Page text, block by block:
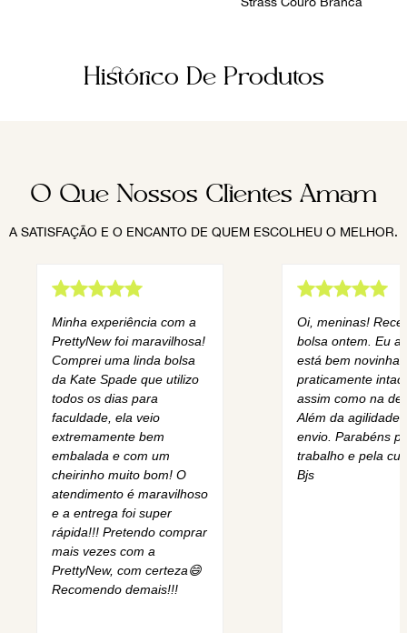
Histórico De Produtos
O Que Nossos Clientes Amam
A SATISFAÇÃO E O ENCANTO DE QUEM ESCOLHEU O MELHOR.
Minha experiência com a
PrettyNew foi maravilhosa!
Comprei uma linda bolsa
da Kate Spade que utilizo
todos os dias para
faculdade, ela veio
extremamente bem
embalada e com um
cheirinho muito bom! O
atendimento é maravilhoso
e a entrega foi super
rápida!!! Pretendo comprar
mais vezes com a
PrettyNew, com certeza😄
Recomendo demais!!!
Oi, meninas!
bolsa ontem. Eu
está bem novinha,
praticamente
assim como na
Além da agilidade
envio. Parabéns
trabalho e pela
Bjs